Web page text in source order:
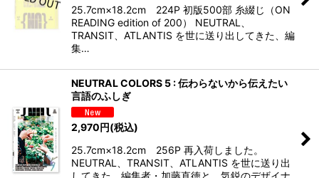
25.7cm×18.2cm 224P 初版500部 糸綴じ（ON
READING edition of 200） NEUTRAL、
TRANSIT、ATLANTIS を世に送り出してきた、編
集…
NEUTRAL COLORS 5 : 伝わらないから伝えたい
言語のふしぎ
2,970円(税込)
25.7cm×18.2cm 256P 再入荷しました。
NEUTRAL、TRANSIT、ATLANTIS を世に送り出
してきた、編集者・加藤直徳と、気鋭のデザイナ